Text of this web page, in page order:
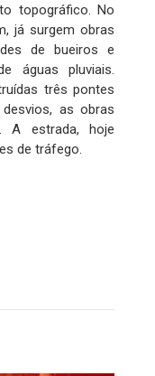
topográfico. No
já surgem obras
de bueiros e
águas pluviais.
três pontes
as obras
A estrada, hoje
de tráfego.